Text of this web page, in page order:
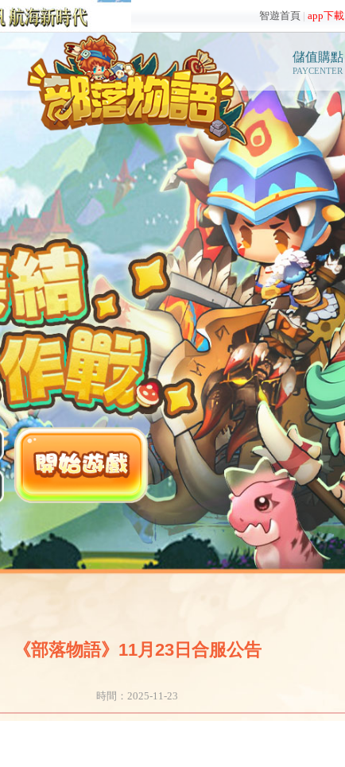
智遊首頁 | app下載
儲值購點
PAYCENTER
《部落物語》11月23日合服公告
時間：2025-11-23